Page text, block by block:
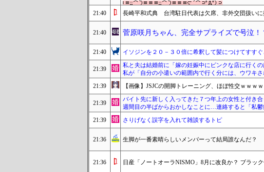
21:40 長崎平和式典 台湾駐日代表は欠席、非外交団扱い
21:40 菅原咲月ちゃん、完全サプライズで号泣！
21:40 イソジンを２０－３０倍に希釈して髪につけてすすぐ
21:39
私と夫は結婚前に「嫁の妊娠中にピンクな店に行く
私が「自分の小遣いの範囲内で行く分には、ウワキ
21:39 【画像】JSJCの開脚トレーニング、ほぼ性交ｗｗｗ
21:39
バイト先に新しく入ってきた７つ年上の女性と付き
週間目の半ばからおかしなことに…連絡すると「私
21:39 さりげなく誤字を入れて雑談するトピ
21:36 生脚が一番素晴らしいメンバーって結局誰なんだ？
21:36 日産「ノートオーラNISMO」8月に改良か？ ブラッ